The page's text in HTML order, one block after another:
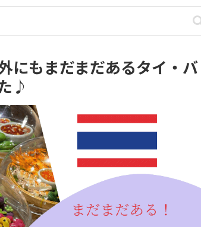
にもまだまだあるタイ・バ
♪